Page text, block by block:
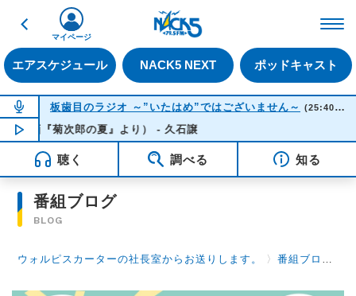
戻る
エアスケジュール NACK5 NEXT ポッドキャスト
マイページ
NOW ON AIR
板歯目のラジオ ～”いたはめ”ではございません～ (25:40-26:00)
NOW PLAYING01:54
次郎の夏』より） - 久石譲
聴く 調べる 知る
番組ブログ
BLOG
ウォルピスカーターの社長室からお送りします。 〉番組ブログ